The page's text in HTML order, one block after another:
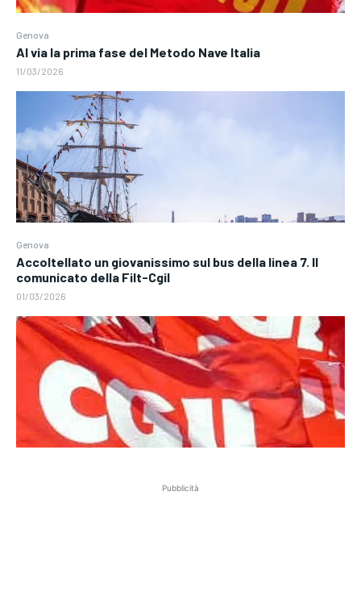
Genova
Al via la prima fase del Metodo Nave Italia
11/03/2026
Genova
Accoltellato un giovanissimo sul bus della linea 7. Il
comunicato della Filt-Cgil
01/03/2026
Pubblicità